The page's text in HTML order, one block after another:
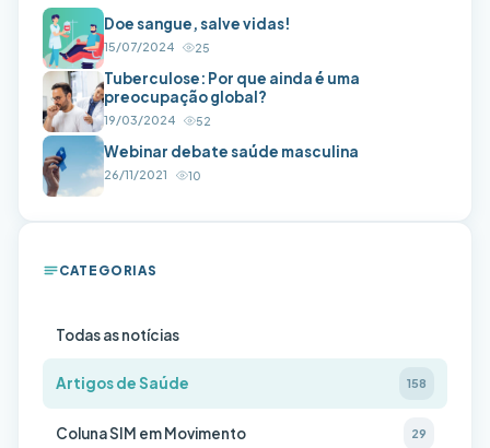
Doe sangue, salve vidas!
15/07/2024 25
Tuberculose: Por que ainda é uma
preocupação global?
19/03/2024 52
Webinar debate saúde masculina
26/11/2021 10
CATEGORIAS
Todas as notícias
Artigos de Saúde 158
Coluna SIM em Movimento 29